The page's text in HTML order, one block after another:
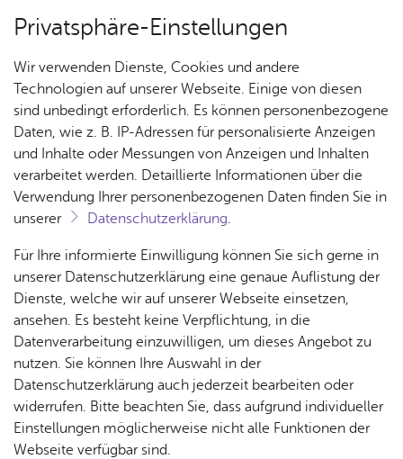
Über­sicht Bür­ger & Stadt
Rat­
haus &
Bür­
ger­
ser­vice
Rat­
häu­ser
& Orts­
ver­
wal­
Nach­
rich­
ten,
Vi­de­os
& Bil­
der
Me­di­
en­in­
for­ma­
tio­nen
Jobs
Stel­
len­an­
ge­bo­te
Aus­bil­
dung &
Stu­di­
um
Bauen
& Um­
welt
Geo­
da­ten
& 3D-
Stadt­
Ge­
sund­
heit &
kum
Ärzte &
Apo­
Kul­tur­bü­ro
Vor­le­sen
Kul­tur­bü­ro – Spiel­plan
Unser Spielzeitheft mit allen Veranstaltungen
liegt zum Download für Sie bereit:
Spielzeitheft 2026/2027 .
Alle Veranstaltungen in Friedrichshafen finden Sie
unter
kalender.friedrichshafen.de
Privatsphäre-Einstellungen
Wir verwenden Dienste, Cookies und andere
Technologien auf unserer Webseite. Einige von diesen
sind unbedingt erforderlich. Es können personenbezogene
Daten, wie z. B. IP-Adressen für personalisierte Anzeigen
und Inhalte oder Messungen von Anzeigen und Inhalten
verarbeitet werden. Detaillierte Informationen über die
Verwendung Ihrer personenbezogenen Daten finden Sie in
unserer
Datenschutzerklärung.
Für Ihre informierte Einwilligung können Sie sich gerne in
unserer Datenschutzerklärung eine genaue Auflistung der
Dienste, welche wir auf unserer Webseite einsetzen,
ansehen. Es besteht keine Verpflichtung, in die
Datenverarbeitung einzuwilligen, um dieses Angebot zu
nutzen. Sie können Ihre Auswahl in der
Datenschutzerklärung auch jederzeit bearbeiten oder
widerrufen. Bitte beachten Sie, dass aufgrund individueller
Einstellungen möglicherweise nicht alle Funktionen der
Webseite verfügbar sind.